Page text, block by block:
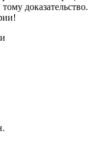
доказательство.